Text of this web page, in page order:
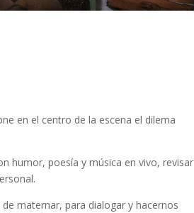
en el centro de la escena el dilema
humor, poesía y música en vivo, revisar
maternar, para dialogar y hacernos